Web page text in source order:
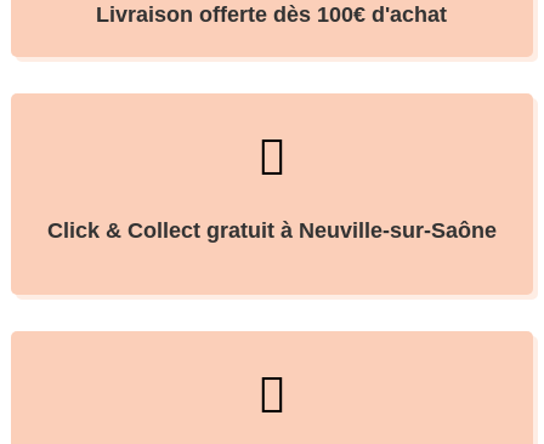
Livraison offerte dès 100€ d'achat

Click & Collect gratuit à Neuville-sur-Saône
